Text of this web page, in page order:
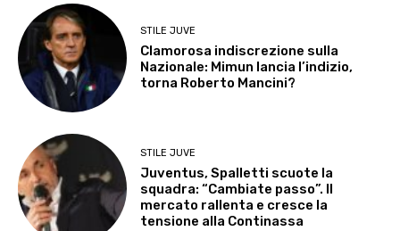
STILE JUVE
Clamorosa indiscrezione sulla
Nazionale: Mimun lancia l’indizio,
torna Roberto Mancini?
STILE JUVE
Juventus, Spalletti scuote la
squadra: “Cambiate passo”. Il
mercato rallenta e cresce la
tensione alla Continassa